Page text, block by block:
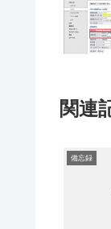
関連
備忘録